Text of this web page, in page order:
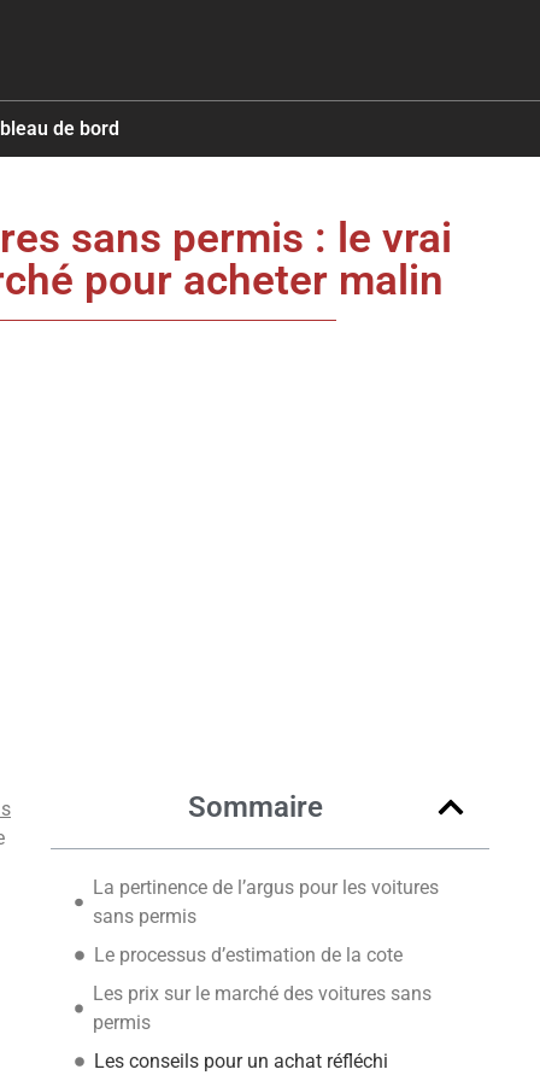
de bord
sans permis : le vrai
pour acheter malin
Sommaire
La pertinence de l’argus pour les voitures
sans permis
Le processus d’estimation de la cote
Les prix sur le marché des voitures sans
permis
Les conseils pour un achat réfléchi